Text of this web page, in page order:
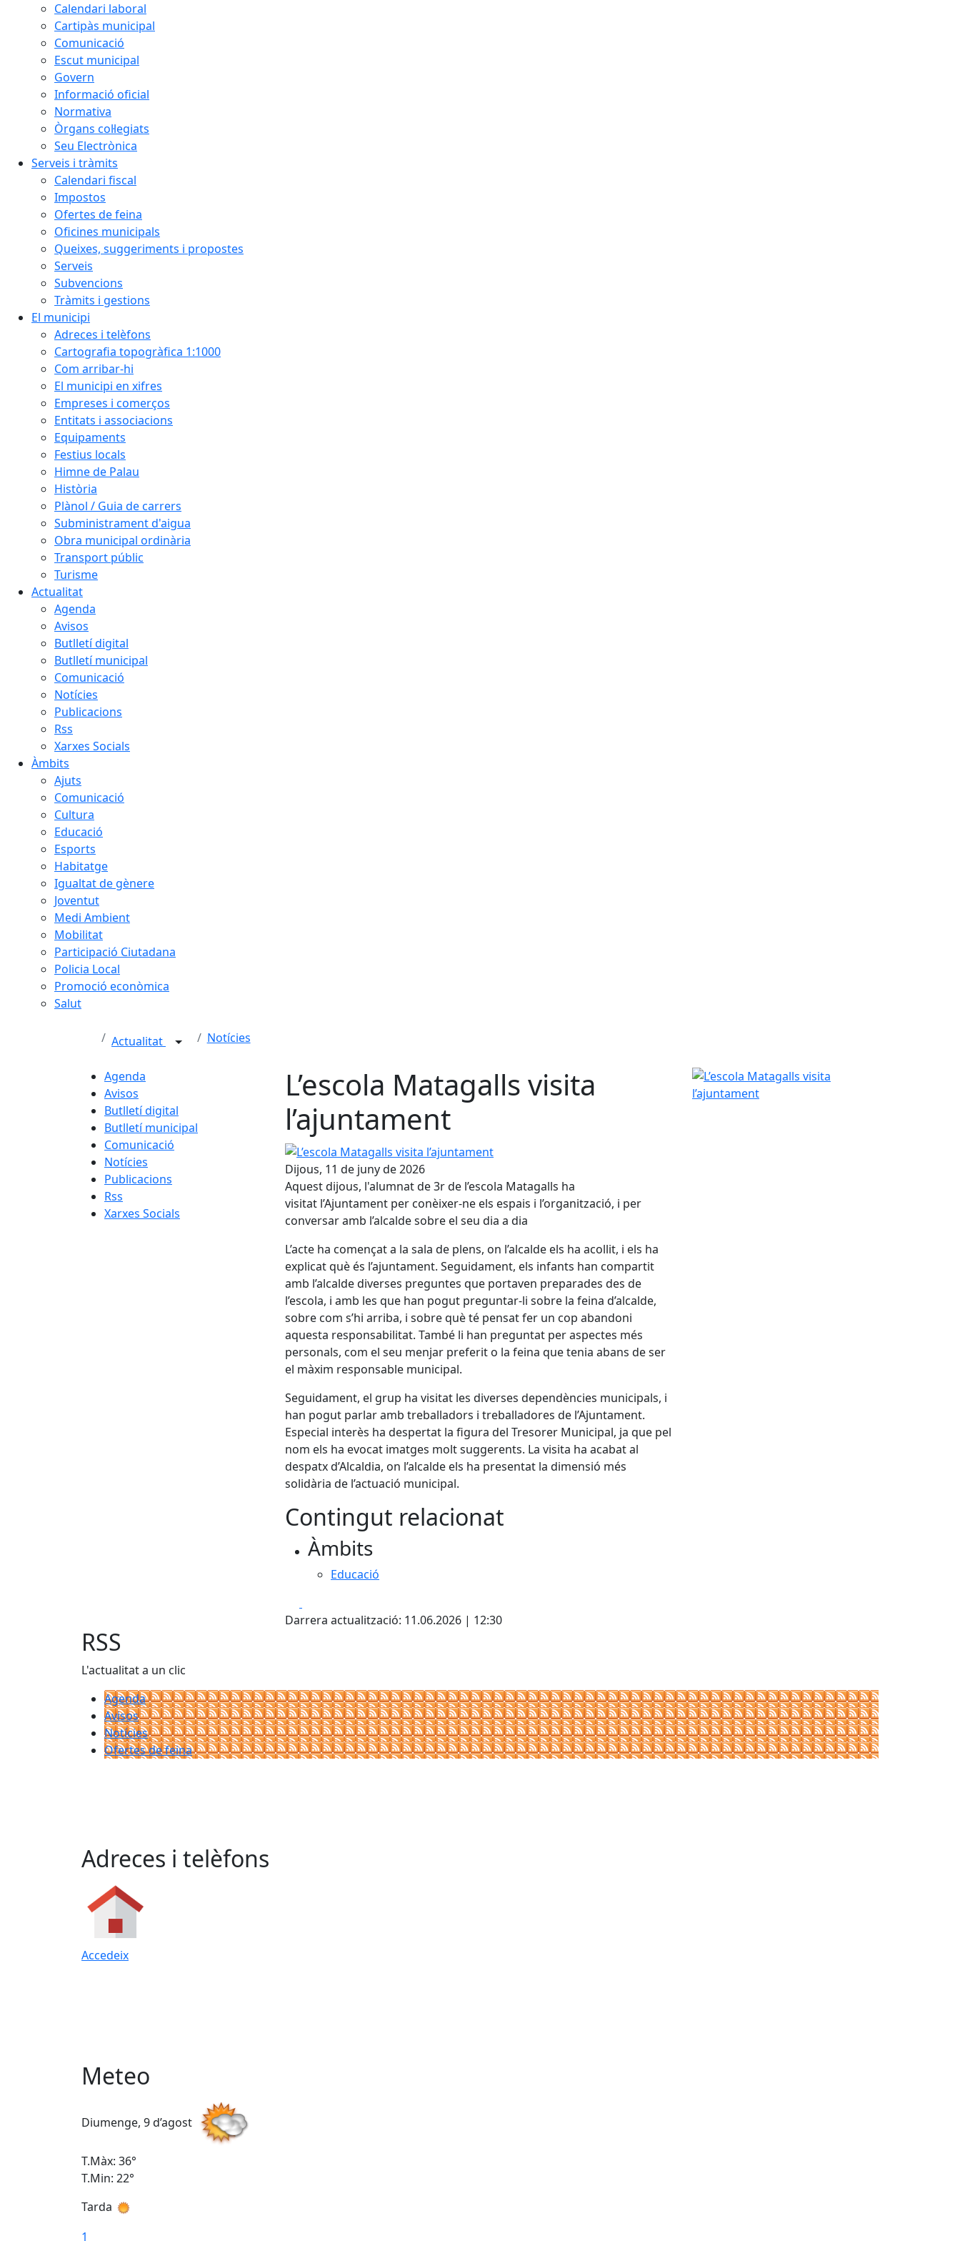
Calendari laboral
Cartipàs municipal
Comunicació
Escut municipal
Govern
Informació oficial
Normativa
Òrgans col·legiats
Seu Electrònica
Serveis i tràmits
Calendari fiscal
Impostos
Ofertes de feina
Oficines municipals
Queixes, suggeriments i propostes
Serveis
Subvencions
Tràmits i gestions
El municipi
Adreces i telèfons
Cartografia topogràfica 1:1000
Com arribar-hi
El municipi en xifres
Empreses i comerços
Entitats i associacions
Equipaments
Festius locals
Himne de Palau
Història
Plànol / Guia de carrers
Subministrament d'aigua
Obra municipal ordinària
Transport públic
Turisme
Actualitat
Agenda
Avisos
Butlletí digital
Butlletí municipal
Comunicació
Notícies
Publicacions
Rss
Xarxes Socials
Àmbits
Ajuts
Comunicació
Cultura
Educació
Esports
Habitatge
Igualtat de gènere
Joventut
Medi Ambient
Mobilitat
Participació Ciutadana
Policia Local
Promoció econòmica
Salut
Actualitat Notícies
Agenda
Avisos
Butlletí digital
Butlletí municipal
Comunicació
Notícies
Publicacions
Rss
Xarxes Socials
L’escola Matagalls visita
l’ajuntament
L’escola Matagalls visita l’ajuntament
Dijous, 11 de juny de 2026
Aquest dijous, l'alumnat de 3r de l’escola Matagalls ha
visitat l’Ajuntament per conèixer-ne els espais i l’organització, i per
conversar amb l’alcalde sobre el seu dia a dia
L’acte ha començat a la sala de plens, on l’alcalde els ha acollit, i els ha
explicat què és l’ajuntament. Seguidament, els infants han compartit
amb l’alcalde diverses preguntes que portaven preparades des de
l’escola, i amb les que han pogut preguntar-li sobre la feina d’alcalde,
sobre com s’hi arriba, i sobre què té pensat fer un cop abandoni
aquesta responsabilitat. També li han preguntat per aspectes més
personals, com el seu menjar preferit o la feina que tenia abans de ser
el màxim responsable municipal.
Seguidament, el grup ha visitat les diverses dependències municipals, i
han pogut parlar amb treballadors i treballadores de l’Ajuntament.
Especial interès ha despertat la figura del Tresorer Municipal, ja que pel
nom els ha evocat imatges molt suggerents. La visita ha acabat al
despatx d’Alcaldia, on l’alcalde els ha presentat la dimensió més
solidària de l’actuació municipal.
Contingut relacionat
Àmbits
Educació
Darrera actualització: 11.06.2026 | 12:30
L’escola Matagalls visita l’ajuntament
RSS
L'actualitat a un clic
Agenda
Avisos
Notícies
Ofertes de feina
Adreces i telèfons
Accedeix
Meteo
Diumenge, 9 d’agost
T.Màx: 36°
T.Min: 22°
Tarda
1